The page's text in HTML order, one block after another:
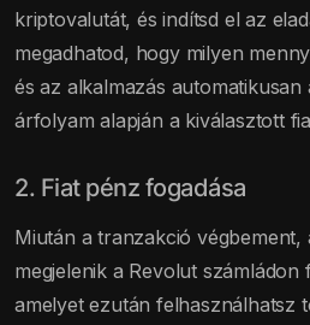
kriptovalutát, és indítsd el az
megadhatod, hogy milyen
és az alkalmazás automatikusan
árfolyam alapján a kiválasztott
2. Fiat pénz fogadása
Miután a tranzakció
megjelenik a Revolut
amelyet ezután felhasználhatsz